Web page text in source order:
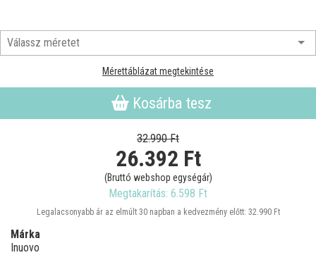
Mérettáblázat megtekintése
Kosárba tesz
32.990 Ft
26.392 Ft
(Bruttó webshop egységár)
Megtakarítás: 6.598 Ft
Legalacsonyabb ár az elmúlt 30 napban a kedvezmény előtt: 32.990 Ft
Márka
Inuovo